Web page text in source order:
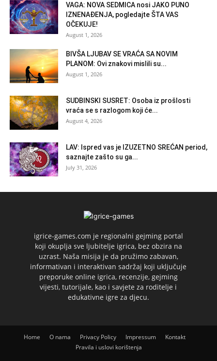
VAGA: NOVA SEDMICA nosi JAKO PUNO
IZNENAĐENJA, pogledajte ŠTA VAS
OČEKUJE!
August 1, 2026
BIVŠA LJUBAV SE VRAĆA SA NOVIM
PLANOM: Ovi znakovi mislili su...
August 1, 2026
SUDBINSKI SUSRET: Osoba iz prošlosti
vraća se s razlogom koji će...
August 4, 2026
LAV: Ispred vas je IZUZETNO SREĆAN period,
saznajte zašto su ga...
July 31, 2026
igrice-games.com je regionalni gejming portal
koji okuplja sve ljubitelje igrica, bez obzira na
uzrast. Naša misija je da pružimo zabavan,
informativan i interaktivan sadržaj koji uključuje
preporuke online igrica, recenzije, gejming
vijesti, tutorijale, kao i savjete za roditelje i
edukativne igre za djecu.
Home O nama Privacy Policy Impressum
Kontakt
Pravila i uslovi korištenja